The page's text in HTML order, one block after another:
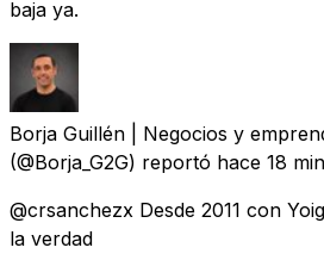
baja ya.
Borja Guillén | Negocios y
(@Borja_G2G) reportó hace 18
@crsanchezx Desde 2011 con
la verdad